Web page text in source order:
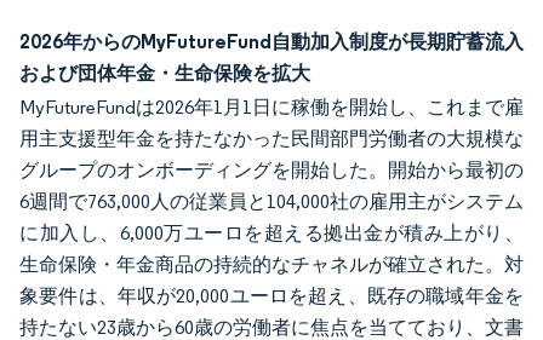
2026年からのMyFutureFund自動加入制度が長期貯蓄流入
および団体年金・生命保険を拡大
MyFutureFundは2026年1月1日に稼働を開始し、これまで雇
用主支援型年金を持たなかった民間部門労働者の大規模な
グループのオンボーディングを開始した。開始から最初の
6週間で763,000人の従業員と104,000社の雇用主がシステム
に加入し、6,000万ユーロを超える拠出金が積み上がり、
生命保険・年金商品の持続的なチャネルが確立された。対
象要件は、年収が20,000ユーロを超え、既存の職域年金を
持たない23歳から60歳の労働者に焦点を当てており、文書